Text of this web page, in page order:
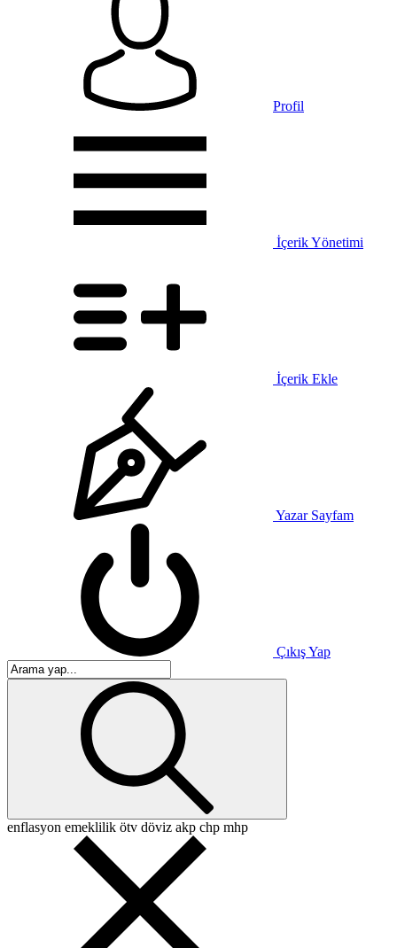
Profil
İçerik Yönetimi
İçerik Ekle
Yazar Sayfam
Çıkış Yap
enflasyon emeklilik ötv döviz akp chp mhp